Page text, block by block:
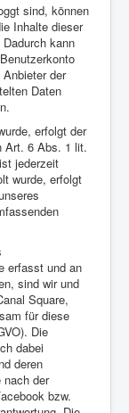
sind, können
Inhalte dieser
kann
der
Daten
erfolgt der
Art. 6 Abs. 1 lit.
jederzeit
wurde, erfolgt
erfasst und an
sind wir und
Square,
für diese
Die
dabei
deren
nach der
bzw.